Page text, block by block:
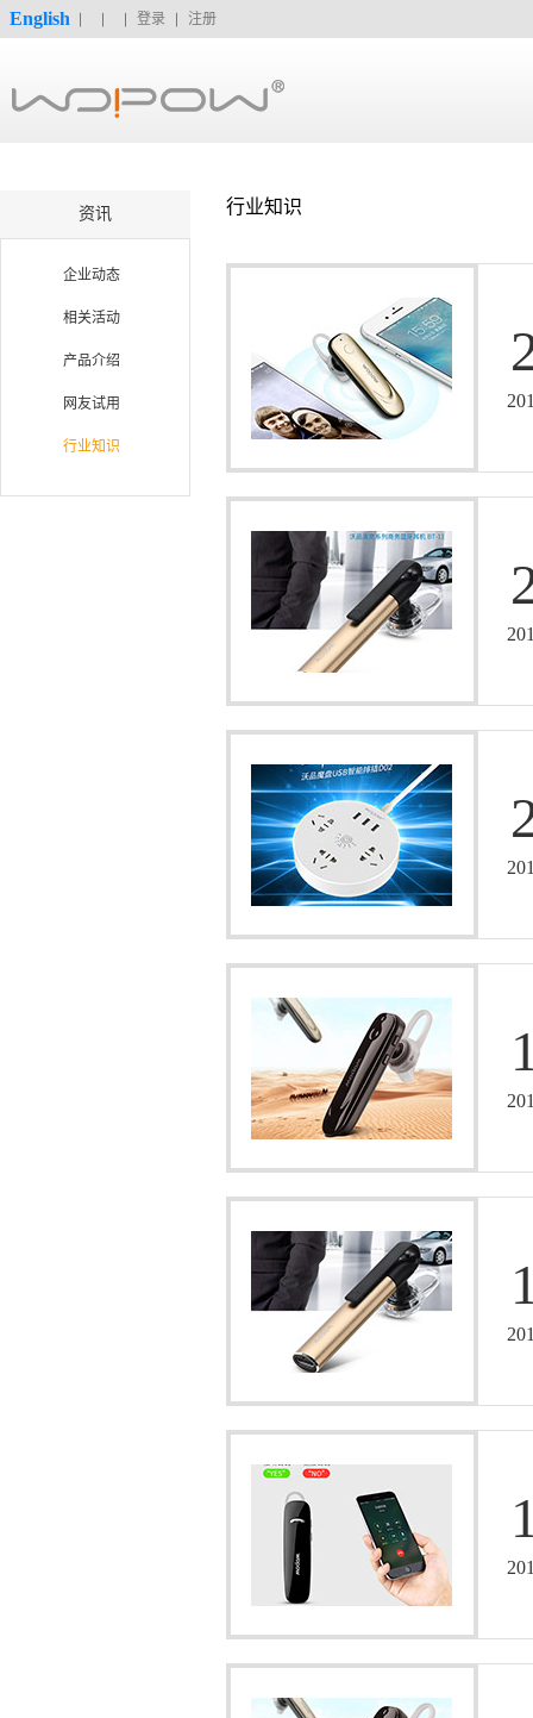
English 登录 注册
资讯
企业动态
相关活动
产品介绍
网友试用
行业知识
行业知识